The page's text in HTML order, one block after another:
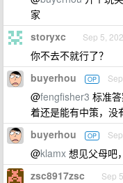
家
storyxc Sep 5,
你不去不就行了？
buyerhou OP
@fengfisher3 标准
着还是能有中策，没
buyerhou OP
@klamx 想见父母吧
zsc8917zsc Sep